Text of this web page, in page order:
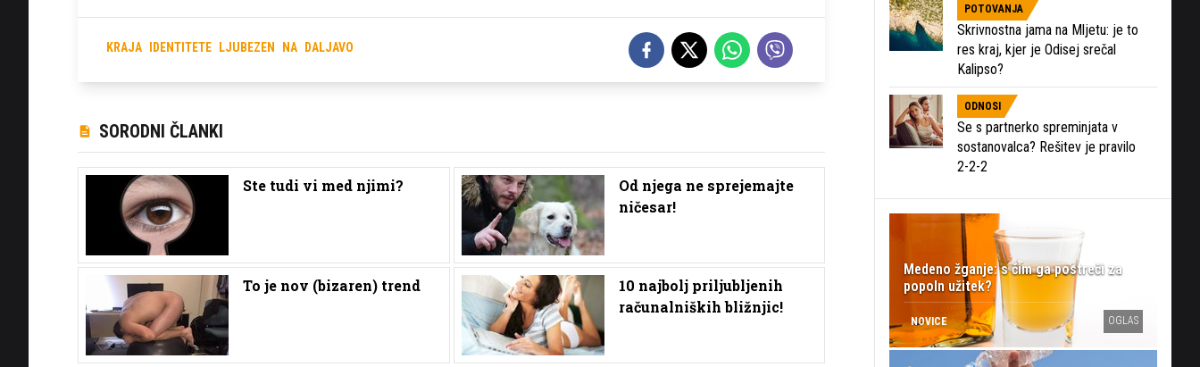
KRAJA IDENTITETE LJUBEZEN NA DALJAVO
SORODNI ČLANKI
Ste tudi vi med njimi?
Od njega ne sprejemajte
ničesar!
To je nov (bizaren) trend
10 najbolj priljubljenih
računalniških bližnjic!
POTOVANJA
Skrivnostna jama na Mljetu: je to
res kraj, kjer je Odisej srečal
Kalipso?
ODNOSI
Se s partnerko spreminjata v
sostanovalca? Rešitev je pravilo
2-2-2
Medeno žganje: s čim ga postreči za
popoln užitek?
NOVICE OGLAS